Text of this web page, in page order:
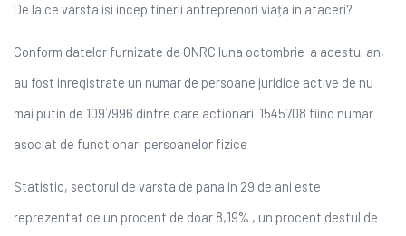
De la ce varsta isi incep tinerii antreprenori viața in afaceri?
Conform datelor furnizate de ONRC luna octombrie a acestui an,
au fost inregistrate un numar de persoane juridice active de nu
mai putin de 1097996 dintre care actionari 1545708 fiind numar
asociat de functionari persoanelor fizice
Statistic, sectorul de varsta de pana in 29 de ani este
reprezentat de un procent de doar 8,19% , un procent destul de